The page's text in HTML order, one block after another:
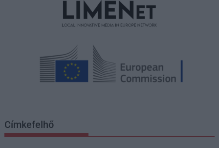
Címkefelhő